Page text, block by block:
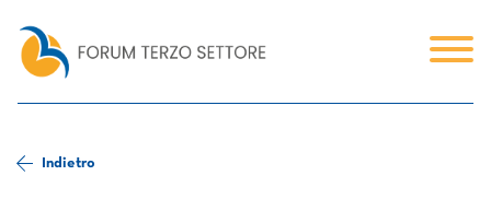
Indietro